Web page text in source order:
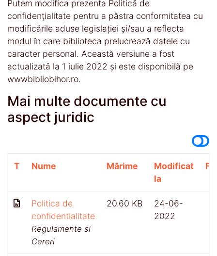
Putem modifica prezenta Politică de
confidențialitate pentru a păstra conformitatea cu
modificările aduse legislației și/sau a reflecta
modul în care biblioteca prelucrează datele cu
caracter personal. Această versiune a fost
actualizată la 1 iulie 2022 și este disponibilă pe
wwwbibliobihor.ro.
Mai multe documente cu
aspect juridic
T Nume Mărime
Modificat
la
Politica de
confidentialitate
Regulamente si
Cereri
20.60 KB
24-06-
2022